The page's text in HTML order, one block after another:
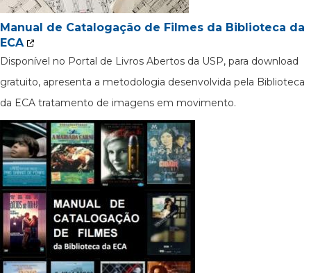
Manual de Catalogação de Filmes da Biblioteca da
ECA
Disponível no Portal de Livros Abertos da USP, para download
gratuito, apresenta a metodologia desenvolvida pela Biblioteca
da ECA tratamento de imagens em movimento.